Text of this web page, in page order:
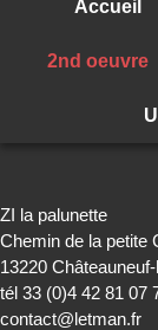
Accueil
2nd oeuvre
ZI la palunette
Chemin de la petite
13220
tél 33 (0)4 42 81 07
contact@letman.fr